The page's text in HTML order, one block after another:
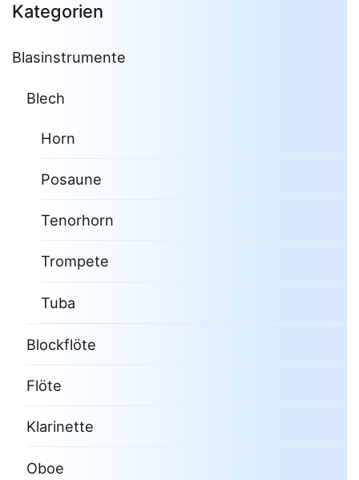
Kategorien
Blasinstrumente
Blech
Horn
Posaune
Tenorhorn
Trompete
Tuba
Blockflöte
Flöte
Klarinette
Oboe